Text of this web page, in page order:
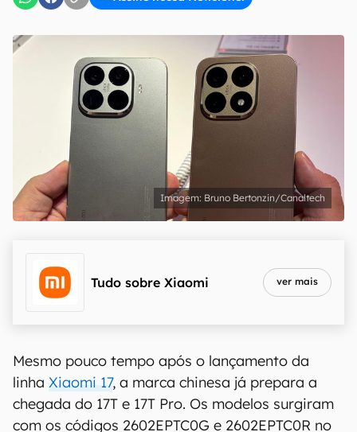
Uso e Política de Privacidade do Canaltech.
Bruno Bertonzin/Canaltech
Tudo sobre Xiaomi ver mais
Mesmo pouco tempo após o lançamento da
linha Xiaomi 17, a marca chinesa já prepara a
chegada do 17T e 17T Pro. Os modelos surgiram
com os códigos 2602EPTC0G e 2602EPTC0R no